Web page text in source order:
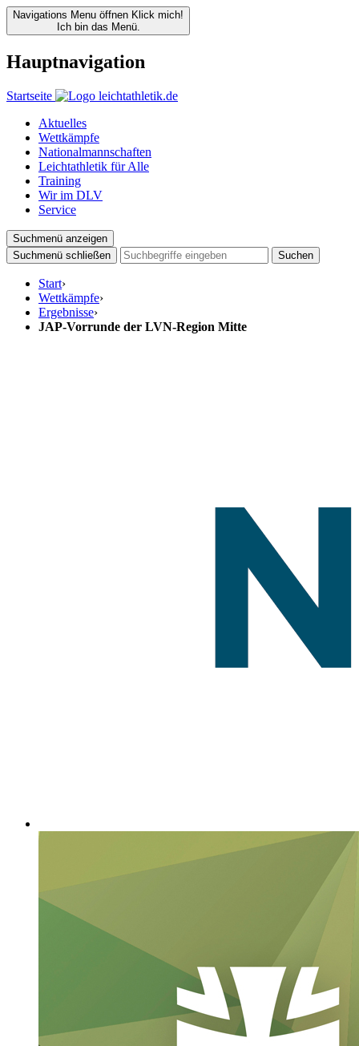
Navigations Menu öffnen Klick mich!
Ich bin das Menü.
Hauptnavigation
Startseite
Aktuelles
Wettkämpfe
Nationalmannschaften
Leichtathletik für Alle
Training
Wir im DLV
Service
Suchmenü anzeigen
Suchmenü schließen
Suchen
Start›
Wettkämpfe›
Ergebnisse›
JAP-Vorrunde der LVN-Region Mitte